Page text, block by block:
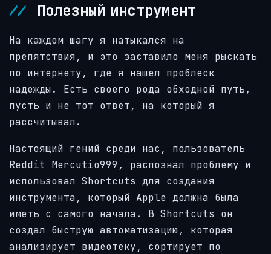
Полезный инструмент
На каждом шагу я натыкался на
препятствия, и это заставило меня рыскать
по интернету, где я нашел проблеск
надежды. Есть своего рода обходной путь,
пусть и не тот ответ, на который я
рассчитывал.
Настоящий гений среди нас, пользователь
Reddit Mercutio999, распознал проблему и
использовал Shortcuts для создания
инструмента, который Apple должна была
иметь с самого начала. В Shortcuts он
создал быструю автоматизацию, которая
анализирует видеотеку, сортирует по